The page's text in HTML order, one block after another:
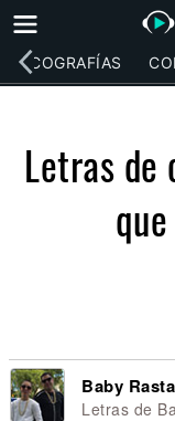
DISCOGRAFÍAS
Letras de
Baby
Letras de